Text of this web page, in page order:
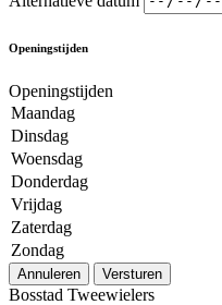
Openingstijden
Openingstijden
Maandag
Dinsdag
Woensdag
Donderdag
Vrijdag
Zaterdag
Zondag
Annuleren Versturen
Bosstad Tweewielers